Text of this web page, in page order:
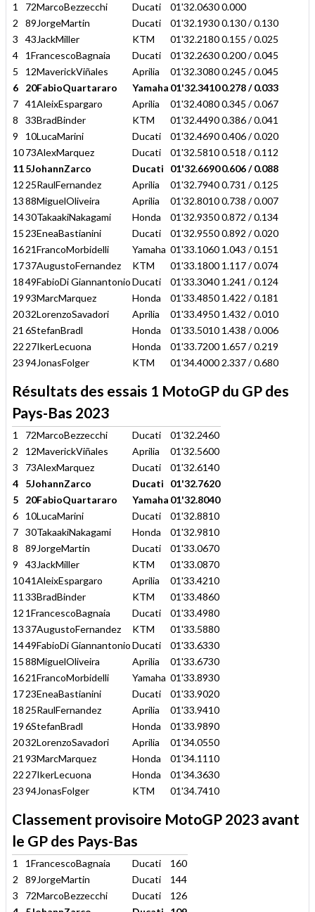
1 72MarcoBezzecchi Ducati 01'32.06300.000
2
89JorgeMartin Ducati 01'32.19300.130 / 0.130
3
43JackMiller KTM 01'32.21800.155 / 0.025
4
1FrancescoBagnaia Ducati 01'32.26300.200 / 0.045
5
12MaverickViñales Aprilia 01'32.30800.245 / 0.045
6
20FabioQuartararo Yamaha 01'32.34100.278 / 0.033
7 41AleixEspargaro Aprilia 01'32.40800.345 / 0.067
8
33BradBinder KTM 01'32.44900.386 / 0.041
9
10LucaMarini Ducati 01'32.46900.406 / 0.020
1073AlexMarquez Ducati 01'32.58100.518 / 0.112
115JohannZarco Ducati 01'32.66900.606 / 0.088
12 25RaulFernandez Aprilia 01'32.79400.731 / 0.125
1388MiguelOliveira Aprilia 01'32.80100.738 / 0.007
1430TakaakiNakagami Honda 01'32.93500.872 / 0.134
15 23EneaBastianini Ducati 01'32.95500.892 / 0.020
1621FrancoMorbidelli Yamaha 01'33.1060 1.043 / 0.151
1737AugustoFernandez KTM 01'33.1800 1.117 / 0.074
1849FabioDi GiannantonioDucati 01'33.3040 1.241 / 0.124
1993MarcMarquez Honda 01'33.4850 1.422 / 0.181
2032LorenzoSavadori Aprilia 01'33.4950 1.432 / 0.010
21 6StefanBradl Honda 01'33.5010 1.438 / 0.006
22 27IkerLecuona Honda 01'33.7200 1.657 / 0.219
2394JonasFolger KTM 01'34.4000 2.337 / 0.680
Résultats des essais 1 MotoGP du GP des
Pays-Bas 2023
1 72MarcoBezzecchi Ducati
01'32.2460
2
12MaverickViñales Aprilia
01'32.5600
3
73AlexMarquez Ducati
01'32.6140
4
5JohannZarco Ducati
01'32.7620
5
20FabioQuartararo Yamaha 01'32.8040
6
10LucaMarini Ducati
01'32.8810
7 30TakaakiNakagami Honda
01'32.9810
8
89JorgeMartin Ducati
01'33.0670
9
43JackMiller KTM
01'33.0870
1041AleixEspargaro Aprilia
01'33.4210
11 33BradBinder KTM
01'33.4860
12 1FrancescoBagnaia Ducati
01'33.4980
1337AugustoFernandez KTM
01'33.5880
1449FabioDi GiannantonioDucati
01'33.6330
1588MiguelOliveira Aprilia
01'33.6730
1621FrancoMorbidelli Yamaha 01'33.8930
1723EneaBastianini Ducati
01'33.9020
18 25RaulFernandez Aprilia
01'33.9410
196StefanBradl Honda
01'33.9890
2032LorenzoSavadori Aprilia
01'34.0550
21 93MarcMarquez Honda
01'34.1110
22 27IkerLecuona Honda
01'34.3630
2394JonasFolger KTM 01'34.7410
Classement provisoire MotoGP 2023 avant
le GP des Pays-Bas
1 1FrancescoBagnaia Ducati
160
2
89JorgeMartin Ducati
144
3
72MarcoBezzecchi Ducati
126